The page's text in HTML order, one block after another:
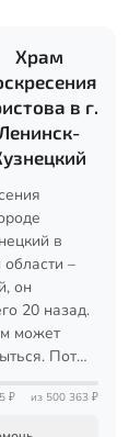
Храм
в г.
в
–
он
20 назад.
может
Пот…
₽ из 500 363 ₽